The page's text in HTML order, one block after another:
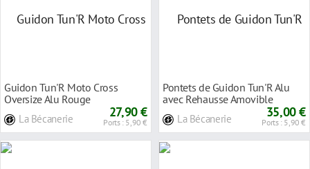
Guidon Tun'R Moto Cross
Oversize Alu Rouge
La Bécanerie 27,90 €
Ports : 5,90 €
Pontets de Guidon Tun'R Alu
avec Rehausse Amovible
La Bécanerie 35,00 €
Ports : 5,90 €